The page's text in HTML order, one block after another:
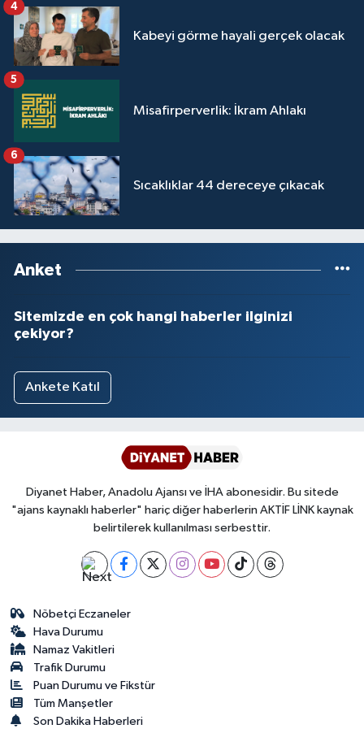
Kabeyi görme hayali gerçek olacak
4
Misafirperverlik: İkram Ahlakı
5
Sıcaklıklar 44 dereceye çıkacak
6
Anket
Sitemizde en çok hangi haberler ilginizi
çekiyor?
Ankete Katıl
Diyanet Haber, Anadolu Ajansı ve İHA abonesidir. Bu sitede
"ajans kaynaklı haberler" hariç diğer haberlerin AKTİF LİNK kaynak
belirtilerek kullanılması serbesttir.
Nöbetçi Eczaneler
Hava Durumu
Namaz Vakitleri
Trafik Durumu
Puan Durumu ve Fikstür
Tüm Manşetler
Son Dakika Haberleri